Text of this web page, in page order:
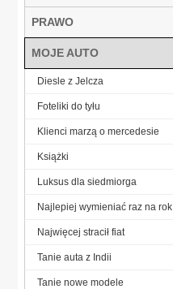
PRAWO
MOJE AUTO
Diesle z Jelcza
Foteliki do tyłu
Klienci marzą o mercedesie
Książki
Luksus dla siedmiorga
Najlepiej wymieniać raz na rok
Najwięcej stracił fiat
Tanie auta z Indii
Tanie nowe modele